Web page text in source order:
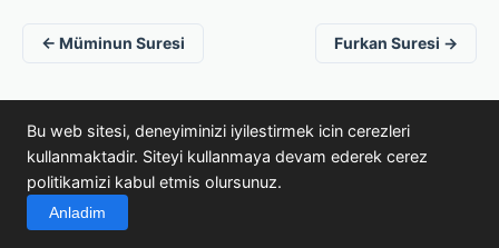
← Müminun Suresi Furkan Suresi →
© 2005-2026 Kuran Araştırmaları · kuranikerim.gen.tr
Bu web sitesi, deneyiminizi iyilestirmek icin cerezleri
kullanmaktadir. Siteyi kullanmaya devam ederek cerez
politikamizi kabul etmis olursunuz.
Anladim